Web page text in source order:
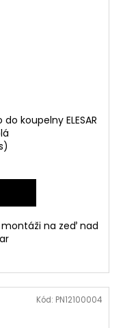
koupelny ELESAR
montáži na zeď nad
Kód: PN12100004